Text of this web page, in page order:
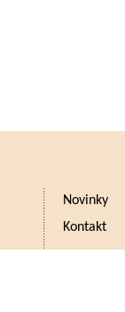
Novinky
Kontakt